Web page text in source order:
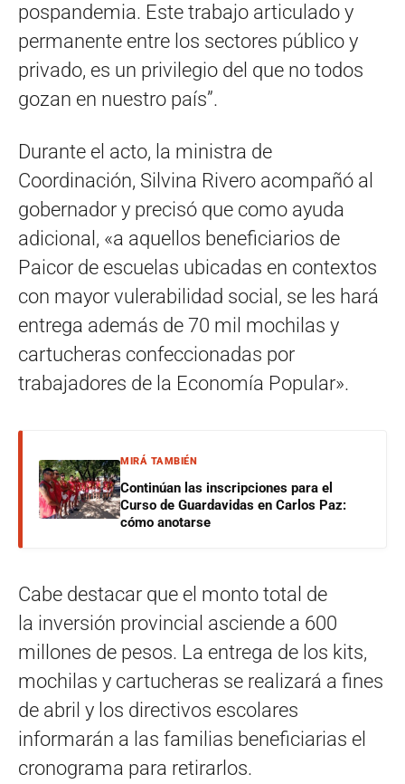
pospandemia. Este trabajo articulado y
permanente entre los sectores público y
privado, es un privilegio del que no todos
gozan en nuestro país”.
Durante el acto, la ministra de
Coordinación, Silvina Rivero acompañó al
gobernador y precisó que como ayuda
adicional, «a aquellos beneficiarios de
Paicor de escuelas ubicadas en contextos
con mayor vulerabilidad social, se les hará
entrega además de 70 mil mochilas y
cartucheras confeccionadas por
trabajadores de la Economía Popular».
MIRÁ TAMBIÉN
Continúan las inscripciones para el
Curso de Guardavidas en Carlos Paz:
cómo anotarse
Cabe destacar que el monto total de
la inversión provincial asciende a 600
millones de pesos. La entrega de los kits,
mochilas y cartucheras se realizará a fines
de abril y los directivos escolares
informarán a las familias beneficiarias el
cronograma para retirarlos.